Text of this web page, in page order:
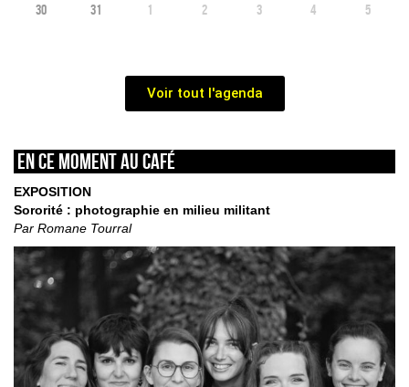
30 31 1 2 3 4 5
Voir tout l'agenda
En ce moment au café
EXPOSITION
Sororité : photographie en milieu militant
Par Romane Tourral